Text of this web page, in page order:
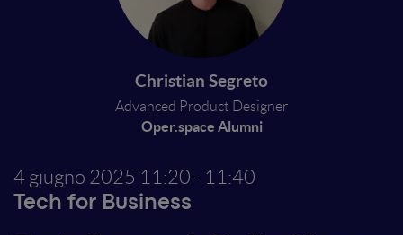
Christian Segreto
Advanced Product Designer
Oper.space Alumni
4 giugno 2025 11:20 - 11:40
Tech for Business